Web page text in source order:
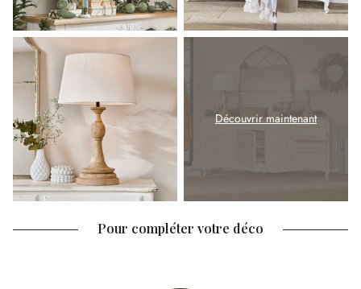
Découvrir maintenant
Pour compléter votre déco